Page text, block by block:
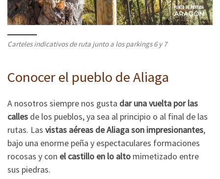
Carteles indicativos de ruta junto a los parkings 6 y 7
Conocer el pueblo de Aliaga
A nosotros siempre nos gusta dar una vuelta por las
calles de los pueblos, ya sea al principio o al final de las
rutas. Las vistas aéreas de Aliaga son impresionantes,
bajo una enorme peña y espectaculares formaciones
rocosas y con el castillo en lo alto mimetizado entre
sus piedras.